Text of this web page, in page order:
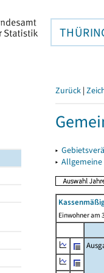
Zurück |
▸
▸
Einwohner am